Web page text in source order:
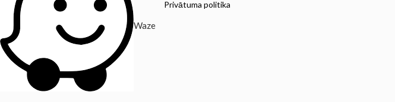
Waze
Privātuma politika